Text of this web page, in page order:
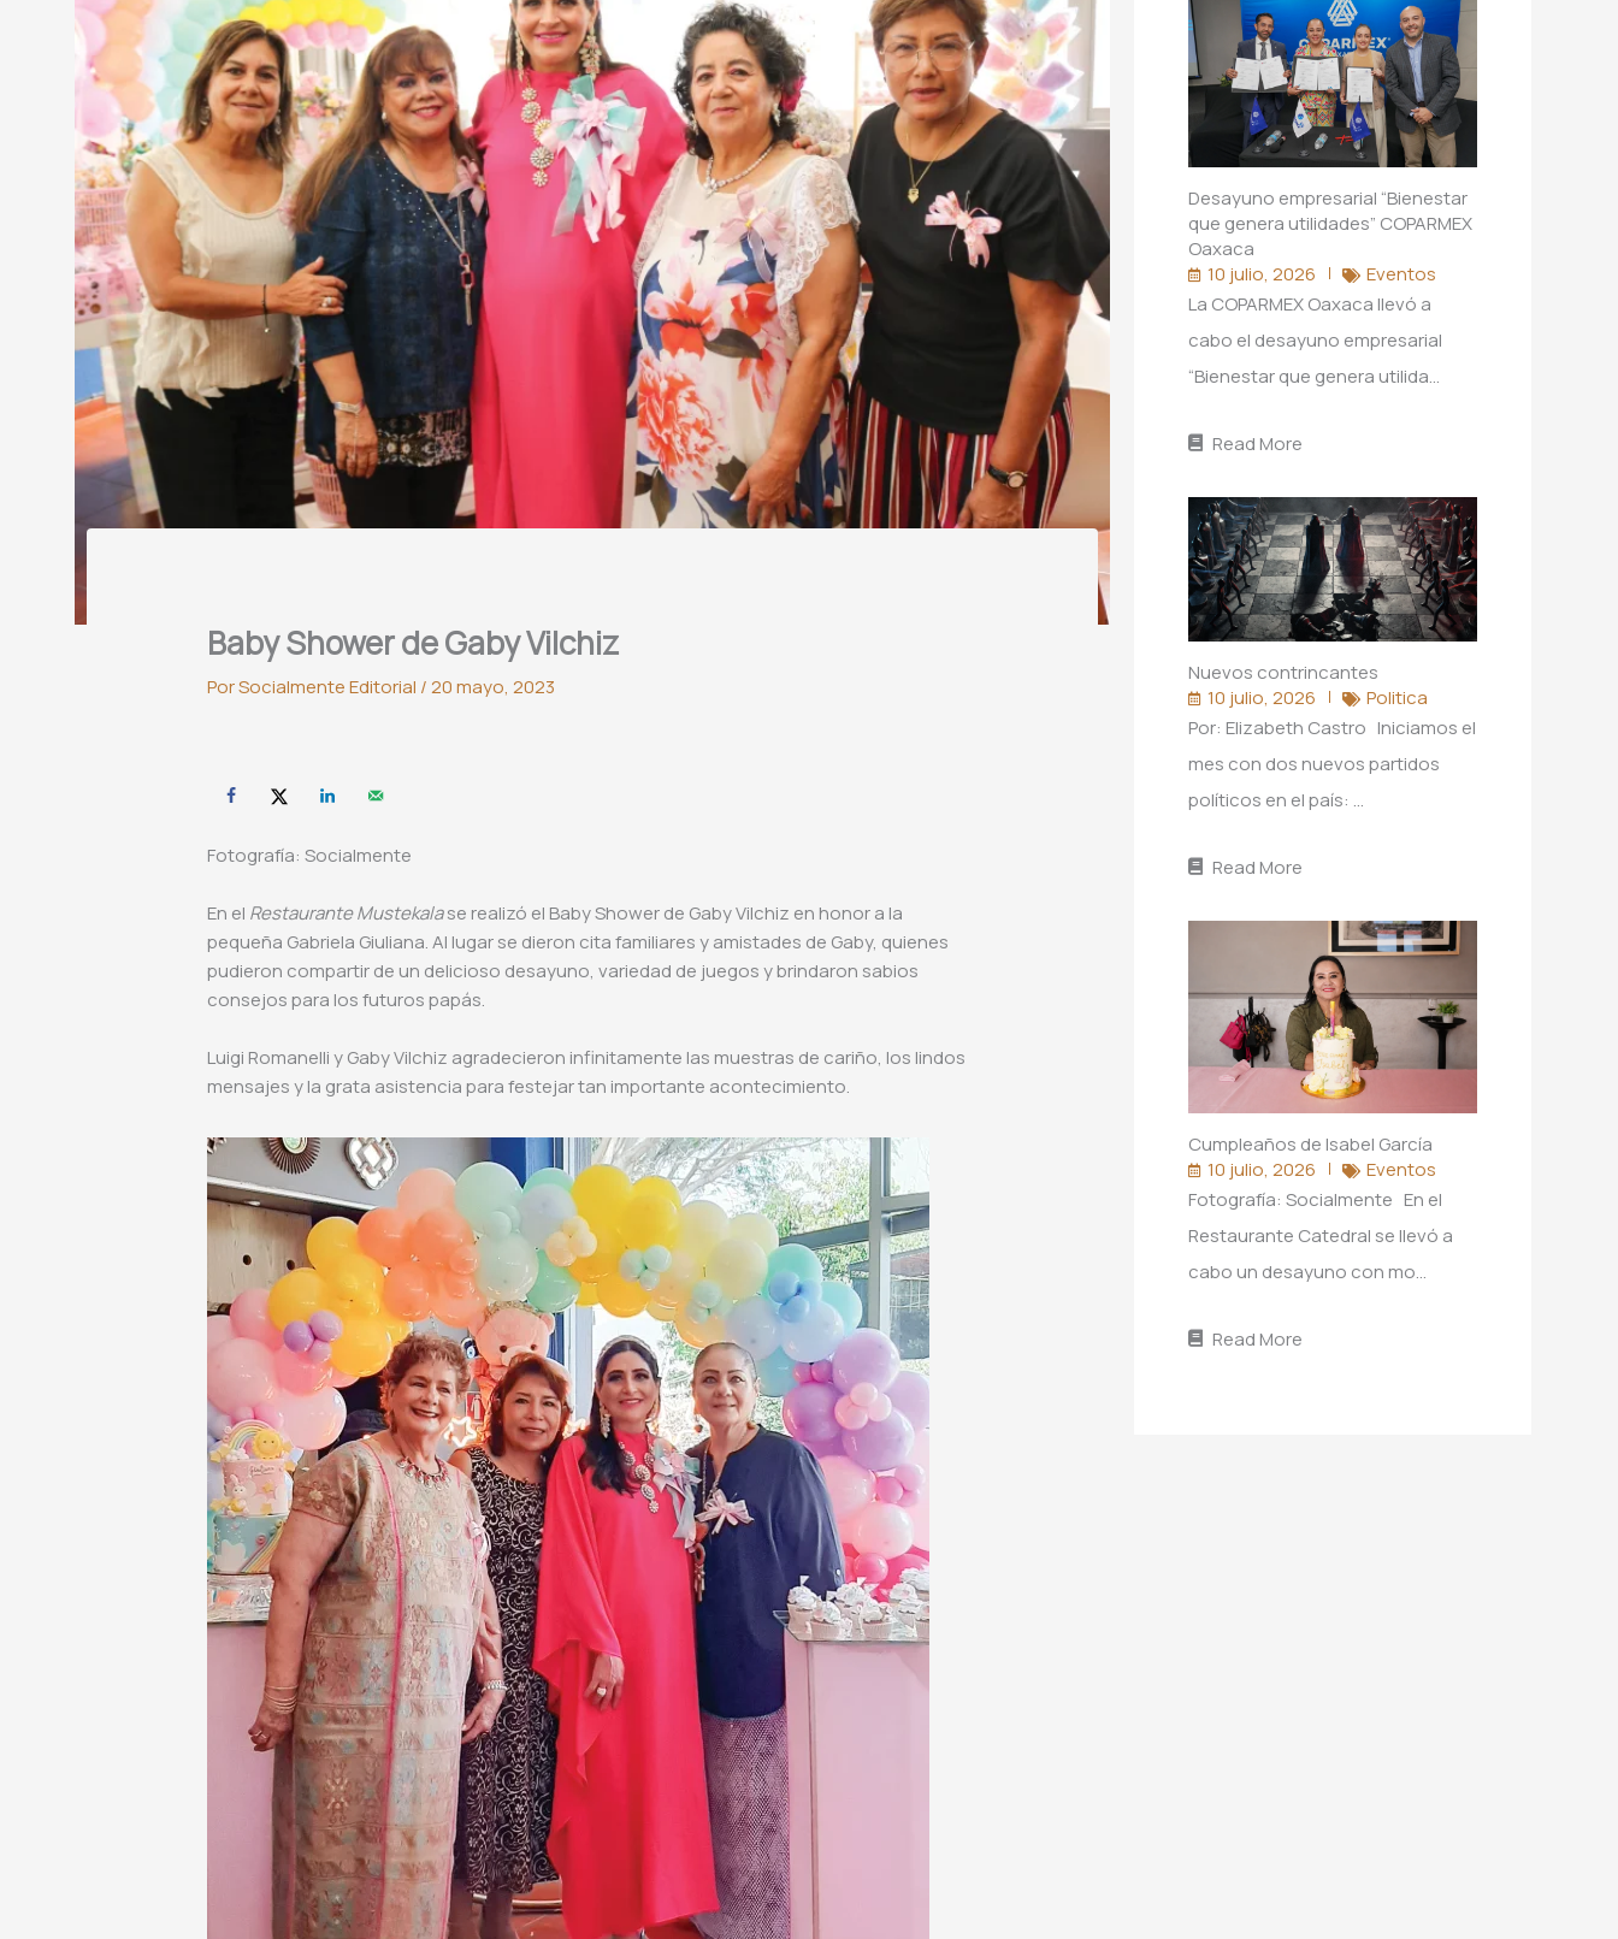
Baby Shower de Gaby Vilchiz
PorSocialmente Editorial /20 mayo, 2023
Fotografía: Socialmente
En el Restaurante Mustekalase realizó el Baby Shower de Gaby Vilchiz en honor a la
pequeña Gabriela Giuliana. Al lugar se dieron cita familiares y amistades de Gaby, quienes
pudieron compartir de un delicioso desayuno, variedad de juegos y brindaron sabios
consejos para los futuros papás.
Luigi Romanelli y Gaby Vilchiz agradecieron infinitamente las muestras de cariño, los lindos
mensajes y la grata asistencia para festejar tan importante acontecimiento.
Desayuno empresarial “Bienestar
que genera utilidades” COPARMEX
Oaxaca
10 julio, 2026
Eventos
La COPARMEX Oaxaca llevó a
cabo el desayuno empresarial
“Bienestar que genera utilida…
Read More
Nuevos contrincantes
10 julio, 2026
Politica
Por: Elizabeth Castro Iniciamos el
mes con dos nuevos partidos
políticos en el país: …
Read More
Cumpleaños de Isabel García
10 julio, 2026
Eventos
Fotografía: Socialmente En el
Restaurante Catedral se llevó a
cabo un desayuno con mo…
Read More